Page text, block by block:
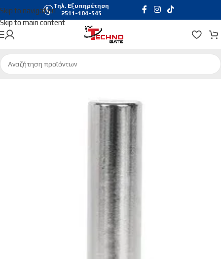
Skip to navigation
Skip to main content
Τηλ. Εξυπηρέτηση
2511-104-545
Αρχική σελίδα/General